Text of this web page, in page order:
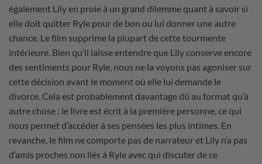
également Lily en proie à un grand dilemme quant à savoir si
elle doit quitter Ryle pour de bon ou lui donner une autre
chance. Le film supprime la plupart de cette tourmente
intérieure. Bien qu’il laisse entendre que Lily conserve encore
des sentiments pour Ryle, nous ne la voyons pas agoniser sur
cette décision avant le moment où elle lui demande le
divorce. Cela est probablement davantage dû au format qu’à
autre chose : le livre est écrit à la première personne, ce qui
nous permet d’accéder à ses pensées les plus intimes. En
revanche, le film ne comporte pas de narrateur et Lily n’a pas
d’amis proches non liés à Ryle avec qui discuter de ce